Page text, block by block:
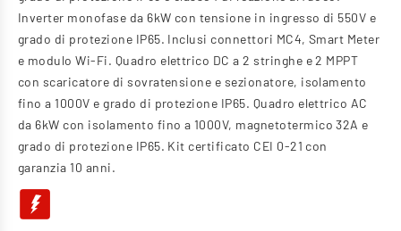
Inverter monofase da 6kW con tensione in ingresso di 550V e
grado di protezione IP65. Inclusi connettori MC4, Smart Meter
e modulo Wi-Fi. Quadro elettrico DC a 2 stringhe e 2 MPPT
con scaricatore di sovratensione e sezionatore, isolamento
fino a 1000V e grado di protezione IP65. Quadro elettrico AC
da 6kW con isolamento fino a 1000V, magnetotermico 32A e
grado di protezione IP65. Kit certificato CEI 0-21 con
garanzia 10 anni.